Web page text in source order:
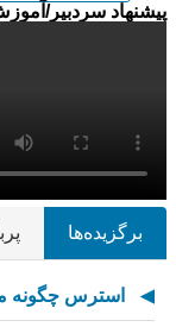
پیشنهاد سردبیر/
برگزیده‌ها
استرس چگونه